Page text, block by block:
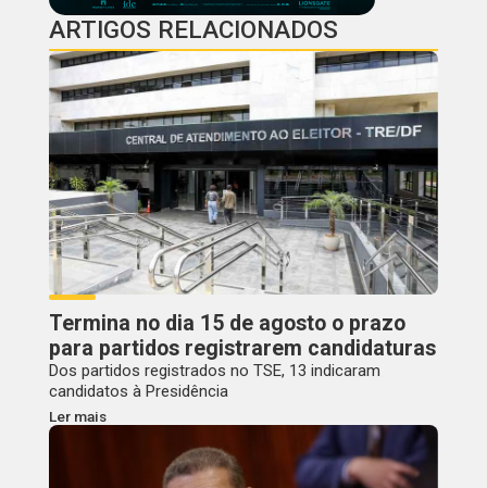
ARTIGOS RELACIONADOS
Termina no dia 15 de agosto o prazo
para partidos registrarem candidaturas
Dos partidos registrados no TSE, 13 indicaram
candidatos à Presidência
Ler mais